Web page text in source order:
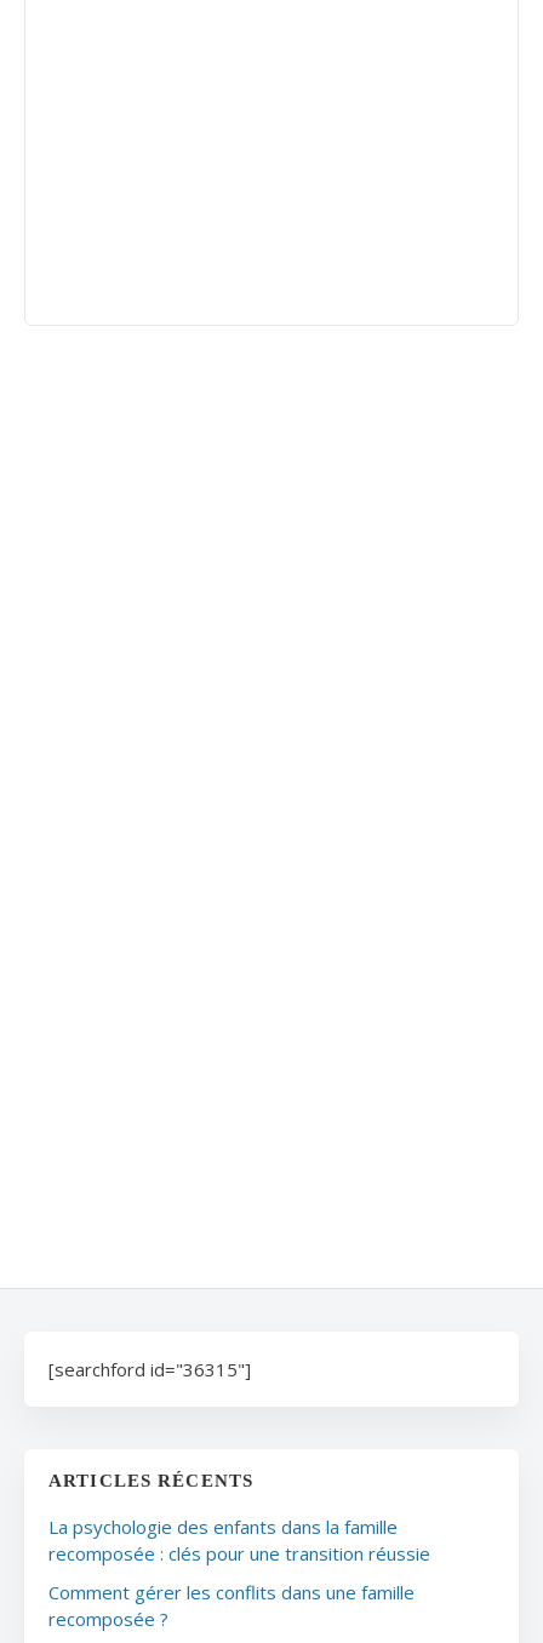
[searchford id="36315"]
ARTICLES RÉCENTS
La psychologie des enfants dans la famille
recomposée : clés pour une transition réussie
Comment gérer les conflits dans une famille
recomposée ?